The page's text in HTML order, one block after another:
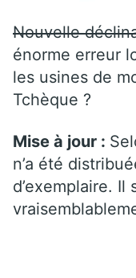
Nouvelle
énorme erreur
les usines de
Tchèque ?
Mise à jour :
n’a été
d’exemplaire. Il